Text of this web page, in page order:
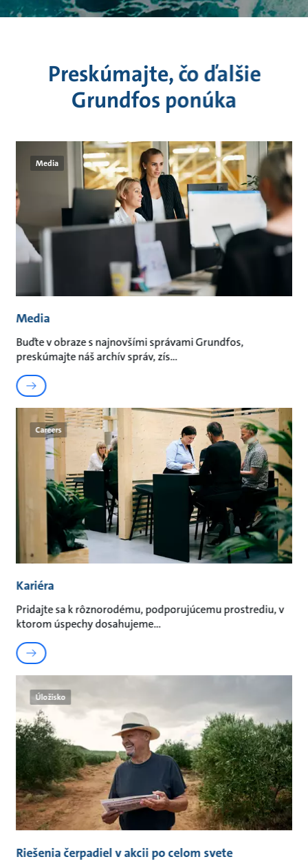
Preskúmajte, čo ďalšie
Grundfos ponúka
Media
Media
Buďte v obraze s najnovšími správami Grundfos,
preskúmajte náš archív správ, zís
Careers
Kariéra
Pridajte sa k rôznorodému, podporujúcemu prostrediu, v
ktorom úspechy dosahujeme
Úložisko
Riešenia čerpadiel v akcii po celom svete